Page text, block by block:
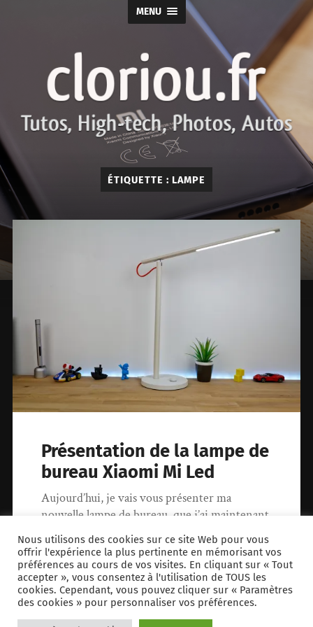
MENU
cloriou.fr
ÉTIQUETTE : LAMPE
Présentation de la lampe de
bureau Xiaomi Mi Led
Aujourd’hui, je vais vous présenter ma
nouvelle lampe de bureau, que j’ai maintenant
depuis plusieurs mois, et qui m’a d’ailleurs…
22 octobre 2019 0
Nous utilisons des cookies sur ce site Web pour vous
offrir l'expérience la plus pertinente en mémorisant vos
préférences au cours de vos visites. En cliquant sur « Tout
accepter », vous consentez à l'utilisation de TOUS les
cookies. Cependant, vous pouvez cliquer sur « Paramètres
des cookies » pour personnaliser vos préférences.